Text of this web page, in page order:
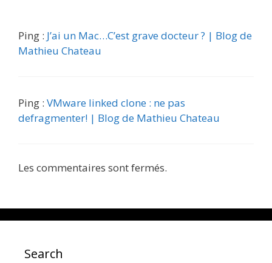
Ping : J’ai un Mac…C’est grave docteur ? | Blog de
Mathieu Chateau
Ping : VMware linked clone : ne pas
defragmenter! | Blog de Mathieu Chateau
Les commentaires sont fermés.
Search